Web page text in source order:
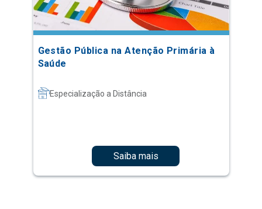
Gestão Pública na Atenção Primária à
Saúde
Especialização a Distância
Saiba mais